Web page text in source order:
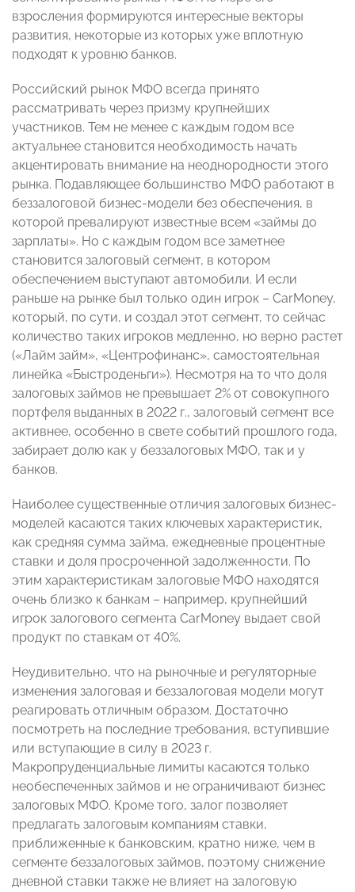
взросления формируются интересные векторы
развития, некоторые из которых уже вплотную
подходят к уровню банков.
Российский рынок МФО всегда принято
рассматривать через призму крупнейших
участников. Тем не менее с каждым годом все
актуальнее становится необходимость начать
акцентировать внимание на неоднородности этого
рынка. Подавляющее большинство МФО работают в
беззалоговой бизнес-модели без обеспечения, в
которой превалируют известные всем «займы до
зарплаты». Но с каждым годом все заметнее
становится залоговый сегмент, в котором
обеспечением выступают автомобили. И если
раньше на рынке был только один игрок – CarMoney,
который, по сути, и создал этот сегмент, то сейчас
количество таких игроков медленно, но верно растет
(«Лайм займ», «Центрофинанс», самостоятельная
линейка «Быстроденьги»). Несмотря на то что доля
залоговых займов не превышает 2% от совокупного
портфеля выданных в 2022 г., залоговый сегмент все
активнее, особенно в свете событий прошлого года,
забирает долю как у беззалоговых МФО, так и у
банков.
Наиболее существенные отличия залоговых бизнес-
моделей касаются таких ключевых характеристик,
как средняя сумма займа, ежедневные процентные
ставки и доля просроченной задолженности. По
этим характеристикам залоговые МФО находятся
очень близко к банкам – например, крупнейший
игрок залогового сегмента CarMoney выдает свой
продукт по ставкам от 40%.
Неудивительно, что на рыночные и регуляторные
изменения залоговая и беззалоговая модели могут
реагировать отличным образом. Достаточно
посмотреть на последние требования, вступившие
или вступающие в силу в 2023 г.
Макропруденциальные лимиты касаются только
необеспеченных займов и не ограничивают бизнес
залоговых МФО. Кроме того, залог позволяет
предлагать залоговым компаниям ставки,
приближенные к банковским, кратно ниже, чем в
сегменте беззалоговых займов, поэтому снижение
дневной ставки также не влияет на залоговую